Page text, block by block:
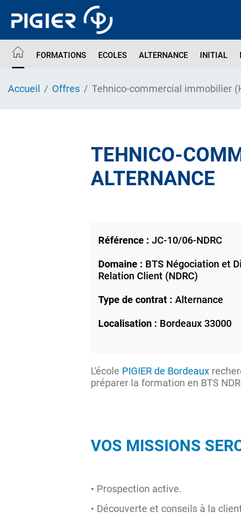
contenu
FORMATIONS ECOLES ALTERNANCE INITIAL
Accueil Offres Tehnico-commercial immobilier
TEHNICO-
ALTERNANCE
Référence : JC-10/06-NDRC
Domaine : BTS Négociation et
Relation Client (NDRC)
Type de contrat : Alternance
Localisation : Bordeaux 33000
L'école PIGIER de Bordeaux
préparer la formation en BTS
VOS MISSIONS
• Prospection active.
• Découverte et conseils à la